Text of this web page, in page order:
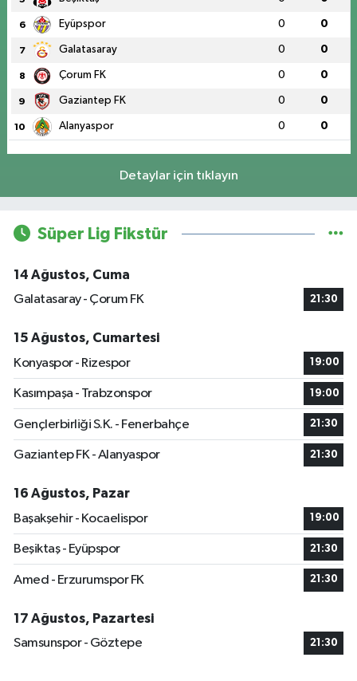
6 Eyüpspor 0 0
7 Galatasaray 0 0
8 Çorum FK 0 0
9 Gaziantep FK 0 0
10 Alanyaspor 0 0
Detaylar için tıklayın
Süper Lig Fikstür
14 Ağustos, Cuma
Galatasaray - Çorum FK
21:30
15 Ağustos, Cumartesi
Konyaspor - Rizespor
19:00
Kasımpaşa - Trabzonspor 19:00
Gençlerbirliği S.K. - Fenerbahçe 21:30
Gaziantep FK - Alanyaspor 21:30
16 Ağustos, Pazar
Başakşehir - Kocaelispor
19:00
Beşiktaş - Eyüpspor 21:30
Amed - Erzurumspor FK 21:30
17 Ağustos, Pazartesi
Samsunspor - Göztepe
21:30